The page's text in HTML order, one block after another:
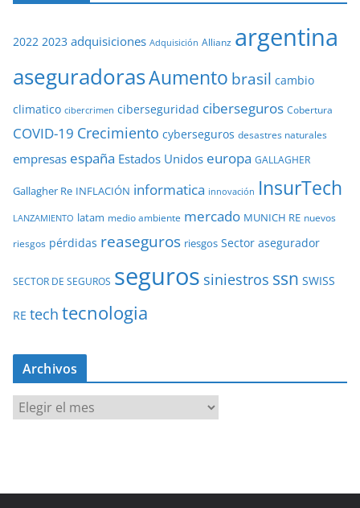
2022 2023 adquisiciones Adquisición Allianz argentina
aseguradorasAumento brasil cambio
climatico cibercrimen ciberseguridad ciberseguros Cobertura
COVID-19 Crecimiento cyberseguros desastres naturales
empresas españa Estados Unidos europa GALLAGHER
Gallagher Re INFLACIÓN informatica innovación InsurTech
LANZAMIENTO latam medio ambiente mercado MUNICH RE nuevos
riesgos pérdidas reaseguros riesgos Sector asegurador
SECTOR DE SEGUROS seguros siniestros ssn SWISS
RE tech tecnologia
Archivos